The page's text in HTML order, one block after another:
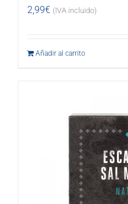
2,99€ (IVA incluido)
Añadir al carrito